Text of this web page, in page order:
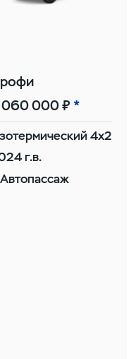
000 ₽
4х2
г.в.
Автопассаж